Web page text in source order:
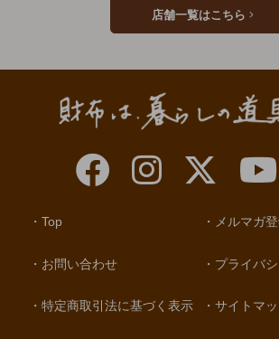
店舗一覧はこちら
Top
お問い合わせ
特定商取引法に基づく表示
メルマガ
プライバ
サイトマ